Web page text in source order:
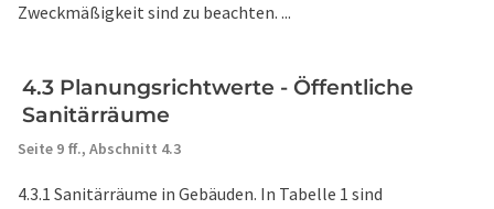
Zweckmäßigkeit sind zu beachten. ...
4.3 Planungsrichtwerte - Öffentliche
Sanitärräume
Seite 9 ff., Abschnitt 4.3
4.3.1 Sanitärräume in Gebäuden. In Tabelle 1 sind